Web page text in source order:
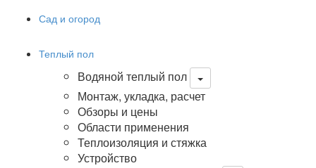
Сад и огород
Теплый пол
Водяной теплый пол
Монтаж, укладка, расчет
Обзоры и цены
Области применения
Теплоизоляция и стяжка
Устройство